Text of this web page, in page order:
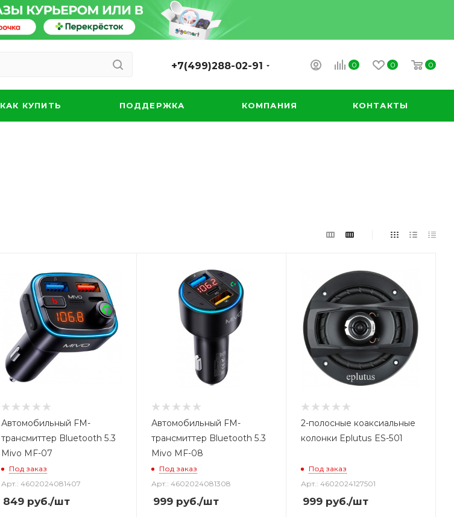
0 0 0
+7(499)288-02-91
КАК КУПИТЬ ПОДДЕРЖКА КОМПАНИЯ КОНТАКТЫ
Автомобильный FM-
трансмиттер Bluetooth 5.3
Mivo MF-07
Под заказ
Арт.: 4602024081407
849 руб./шт
Автомобильный FM-
трансмиттер Bluetooth 5.3
Mivo MF-08
Под заказ
Арт.: 4602024081308
999руб./шт
2-полосные коаксиальные
колонки Eplutus ES-501
Под заказ
Арт.: 4602024127501
999руб./шт